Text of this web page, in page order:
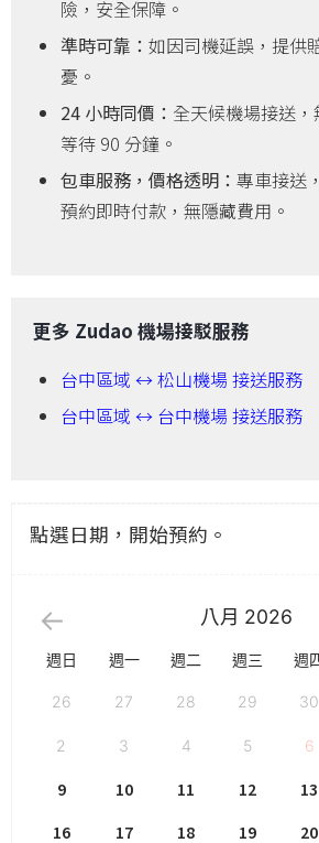
險，安全保障。
準時可靠： 如因司機延誤，提供
憂。
24 小時同價： 全天候機場接送
等待 90 分鐘。
包車服務，價格透明： 專車接送
預約即時付款，無隱藏費用。
更多 Zudao 機場接駁服務
台中區域 ↔ 松山機場 接送服務
台中區域 ↔ 台中機場 接送服務
點選日期，開始預約。
八月 2026
週日 週一 週二 週三 週
26 27 28 29 30
2 3 4 5 6
9
10 11 12 13
16
17 18 19 20